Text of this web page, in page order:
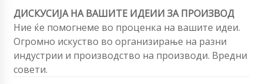
ДИСКУСИЈА НА ВАШИТЕ ИДЕИИ ЗА ПРОИЗВОД
Ние ќе помогнеме во проценка на вашите идеи.
Огромно искуство во организирање на разни
индустрии и производство на производи. Вредни
совети.